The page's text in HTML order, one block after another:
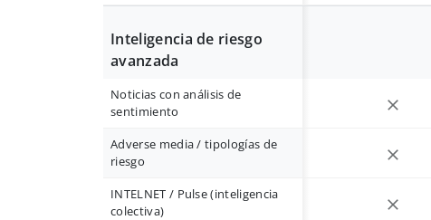
Inteligencia de riesgo
avanzada
Noticias con análisis de
sentimiento
Adverse media / tipologías de
riesgo
INTELNET / Pulse (inteligencia
colectiva)